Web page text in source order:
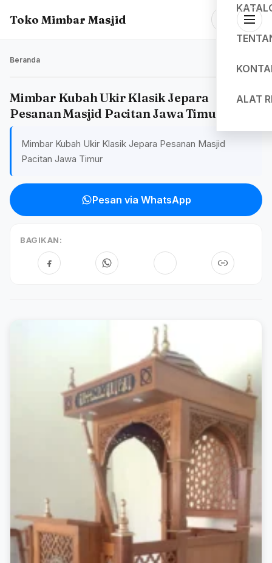
Toko Mimbar Masjid
ALAT
Beranda
Mimbar Kubah Ukir Klasik Jepara
Pesanan Masjid Pacitan Jawa Timur
Mimbar Kubah Ukir Klasik Jepara Pesanan Masjid
Pacitan Jawa Timur
Pesan via WhatsApp
BAGIKAN: